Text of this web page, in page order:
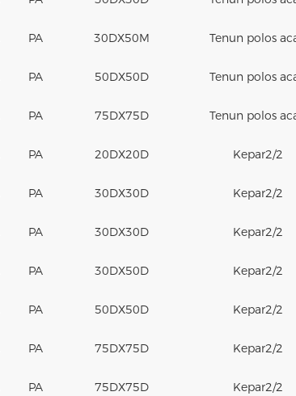
PA 30DX50M Tenun polos
PA 50DX50D Tenun polos
PA 75DX75D Tenun polos
PA 20DX20D Kepar2/2
PA 30DX30D Kepar2/2
PA 30DX30D Kepar2/2
PA 30DX50D Kepar2/2
PA 50DX50D Kepar2/2
PA 75DX75D Kepar2/2
PA 75DX75D Kepar2/2